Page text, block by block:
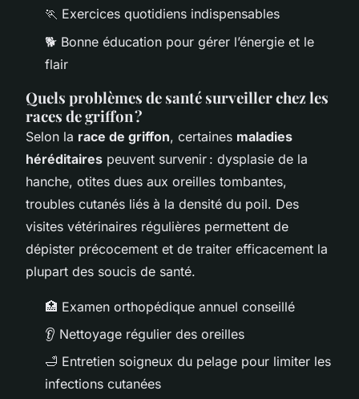
🏃 Exercices quotidiens indispensables
🐕 Bonne éducation pour gérer l’énergie et le
flair
Quels problèmes de santé surveiller chez les
races de griffon ?
Selon la race de griffon, certaines maladies
héréditaires peuvent survenir : dysplasie de la
hanche, otites dues aux oreilles tombantes,
troubles cutanés liés à la densité du poil. Des
visites vétérinaires régulières permettent de
dépister précocement et de traiter efficacement la
plupart des soucis de santé.
🏥 Examen orthopédique annuel conseillé
👂 Nettoyage régulier des oreilles
🛁 Entretien soigneux du pelage pour limiter les
infections cutanées